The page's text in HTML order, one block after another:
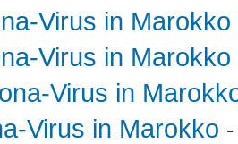
Virus in Marokko
Virus in Marokko
Virus in
Virus in Marokko